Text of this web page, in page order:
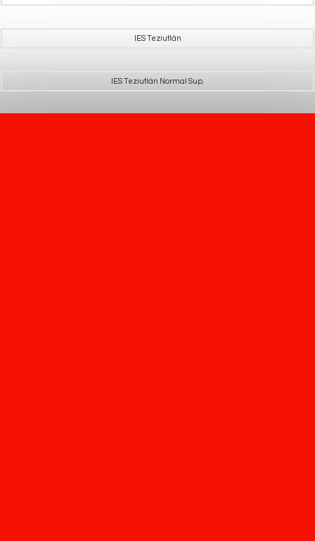
IES Teziutlán
IES Teziutlán Normal Sup.